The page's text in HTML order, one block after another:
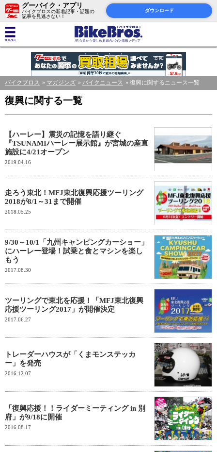
グーバイク・アプリ
バイクブロスの新着記事・話題の
記事を見逃さない！
ダウンロード
バイクブロス マガジンズ バイクニュース 復興に関するニュース一覧
復興に関する一覧
【ハーレー】震災の記憶を語り継ぐ
『TSUNAMIハーレー展示館』が宮城の産直
施設に4/21オープン
2019.04.16
走ろう東北！MFJ東北復興応援ツーリング
2018が8/1～31まで開催
2018.05.25
9/30～10/1「九州キャンピングカーショー」
にハーレー登場！試乗と食とマシンを楽し
もう
2017.08.30
ツーリングで東北を応援！「MFJ東北復興
応援ツーリング2017」が開催決定
2017.06.27
トレーダーハウスが「くまモンステッカ
ー」を発売
2016.12.07
「復興応援！！ライダーミーティング in 別
府」が9/18に開催
2016.08.17